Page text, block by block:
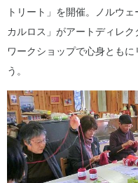
トリート」を開催。ノルウ
カルロス」がアートディレ
ワークショップで心身とも
う。